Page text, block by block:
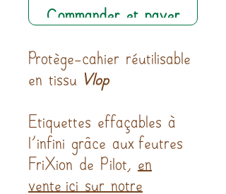
Commander et payer
Protège-cahier réutilisable
Vlop
Etiquettes effaçables à
l'infini grâce aux feutres
FriXion de Pilot,